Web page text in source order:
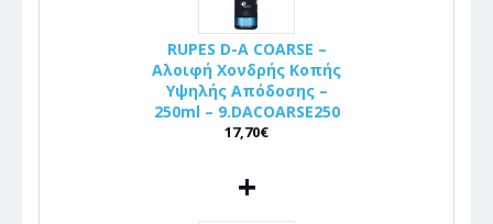
RUPES D-A COARSE –
Αλοιφή Χονδρής Κοπής
Υψηλής Απόδοσης –
250ml – 9.DACOARSE250
17,70€
+